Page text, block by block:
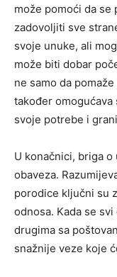
može pomoći da
zadovoljiti sve
svoje unuke, ali
može biti dobar
ne samo da
također
svoje potrebe i
U konačnici, briga
obaveza.
porodice ključni su
odnosa. Kada se
drugima sa
snažnije veze koje